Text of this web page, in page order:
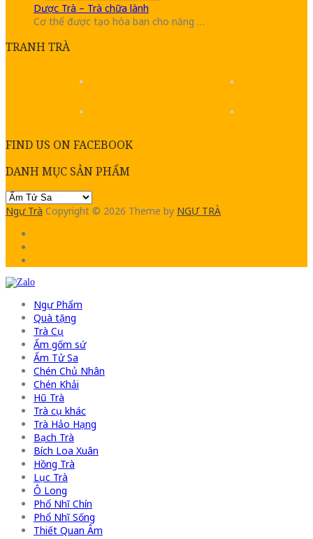
Dược Trà – Trà chữa lành
Cơ thể được tạo hóa ban cho năng …
TRANH TRÀ
FIND US ON FACEBOOK
DANH MỤC SẢN PHẨM
Ngự Trà Copyright © 2026 Theme by NGỰ TRÀ
Ngự Phẩm
Quà tặng
Trà Cụ
Ấm gốm sứ
Ấm Tử Sa
Chén Chủ Nhân
Chén Khải
Hũ Trà
Trà cụ khác
Trà Hảo Hạng
Bạch Trà
Bích Loa Xuân
Hồng Trà
Lục Trà
Ô Long
Phổ Nhĩ Chín
Phổ Nhĩ Sống
Thiết Quan Âm